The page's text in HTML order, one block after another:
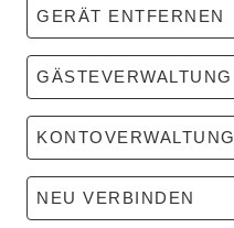
GERÄT ENTFERNEN
GÄSTEVERWALTUNG
KONTOVERWALTUNG
NEU VERBINDEN